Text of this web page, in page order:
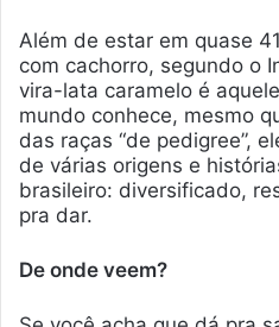
Além de estar em quase
com cachorro, segundo o
vira-lata caramelo é
mundo conhece, mesmo
das raças “de pedigree”,
de várias origens e
brasileiro: diversificado,
pra dar.
De onde veem?